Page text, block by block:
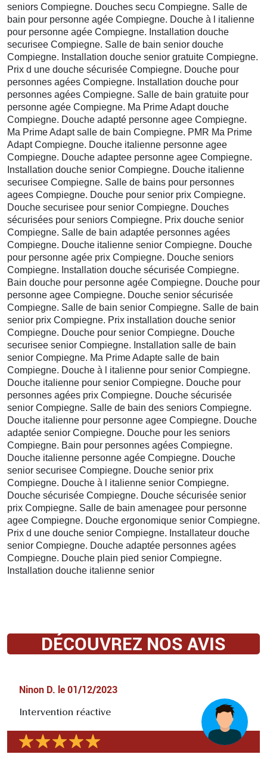
seniors Compiegne. Douches secu Compiegne. Salle de
bain pour personne agée Compiegne. Douche à l italienne
pour personne agée Compiegne. Installation douche
securisee Compiegne. Salle de bain senior douche
Compiegne. Installation douche senior gratuite Compiegne.
Prix d une douche sécurisée Compiegne. Douche pour
personnes agées Compiegne. Installation douche pour
personnes agées Compiegne. Salle de bain gratuite pour
personne agée Compiegne. Ma Prime Adapt douche
Compiegne. Douche adapté personne agee Compiegne.
Ma Prime Adapt salle de bain Compiegne. PMR Ma Prime
Adapt Compiegne. Douche italienne personne agee
Compiegne. Douche adaptee personne agee Compiegne.
Installation douche senior Compiegne. Douche italienne
securisee Compiegne. Salle de bains pour personnes
agees Compiegne. Douche pour senior prix Compiegne.
Douche securisee pour senior Compiegne. Douches
sécurisées pour seniors Compiegne. Prix douche senior
Compiegne. Salle de bain adaptée personnes agées
Compiegne. Douche italienne senior Compiegne. Douche
pour personne agée prix Compiegne. Douche seniors
Compiegne. Installation douche sécurisée Compiegne.
Bain douche pour personne agée Compiegne. Douche pour
personne agee Compiegne. Douche senior sécurisée
Compiegne. Salle de bain senior Compiegne. Salle de bain
senior prix Compiegne. Prix installation douche senior
Compiegne. Douche pour senior Compiegne. Douche
securisee senior Compiegne. Installation salle de bain
senior Compiegne. Ma Prime Adapte salle de bain
Compiegne. Douche à l italienne pour senior Compiegne.
Douche italienne pour senior Compiegne. Douche pour
personnes agées prix Compiegne. Douche sécurisée
senior Compiegne. Salle de bain des seniors Compiegne.
Douche italienne pour personne agee Compiegne. Douche
adaptée senior Compiegne. Douche pour les seniors
Compiegne. Bain pour personnes agées Compiegne.
Douche italienne personne agée Compiegne. Douche
senior securisee Compiegne. Douche senior prix
Compiegne. Douche à l italienne senior Compiegne.
Douche sécurisée Compiegne. Douche sécurisée senior
prix Compiegne. Salle de bain amenagee pour personne
agee Compiegne. Douche ergonomique senior Compiegne.
Prix d une douche senior Compiegne. Installateur douche
senior Compiegne. Douche adaptée personnes agées
Compiegne. Douche plain pied senior Compiegne.
Installation douche italienne senior
DÉCOUVREZ NOS AVIS
Ninon D. le 01/12/2023
Intervention réactive